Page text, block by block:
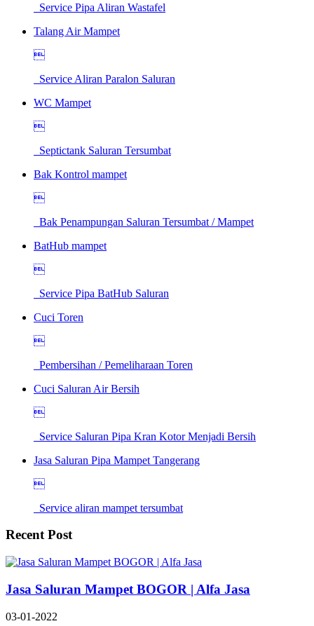
Service Pipa Aliran Wastafel
Talang Air Mampet

Service Aliran Paralon Saluran
WC Mampet

Septictank Saluran Tersumbat
Bak Kontrol mampet

Bak Penampungan Saluran Tersumbat / Mampet
BatHub mampet

Service Pipa BatHub Saluran
Cuci Toren

Pembersihan / Pemeliharaan Toren
Cuci Saluran Air Bersih

Service Saluran Pipa Kran Kotor Menjadi Bersih
Jasa Saluran Pipa Mampet Tangerang

Service aliran mampet tersumbat
Recent Post
Jasa Saluran Mampet BOGOR | Alfa Jasa
03-01-2022